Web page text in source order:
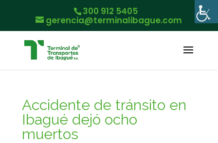
300 912 5405
gerencia@terminalibague.com
Accidente de tránsito en
Ibagué dejó ocho
muertos